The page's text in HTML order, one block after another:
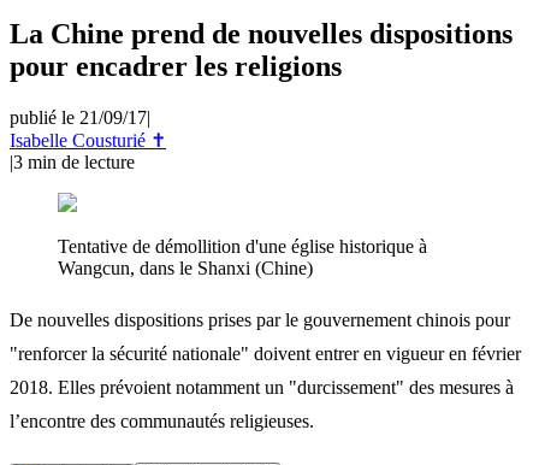
La Chine prend de nouvelles dispositions
pour encadrer les religions
publié le 21/09/17|
Isabelle Cousturié ✝
|3 min de lecture
Tentative de démollition d'une église historique à
Wangcun, dans le Shanxi (Chine)
De nouvelles dispositions prises par le gouvernement chinois pour
"renforcer la sécurité nationale" doivent entrer en vigueur en février
2018. Elles prévoient notamment un "durcissement" des mesures à
l’encontre des communautés religieuses.